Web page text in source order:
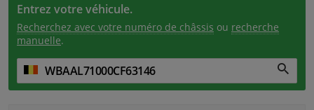
Entrez votre véhicule.
Recherchez avec votre numéro de châssis ou recherche
manuelle.